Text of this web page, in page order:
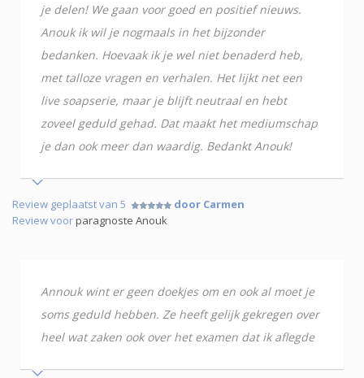
je delen! We gaan voor goed en positief nieuws.
Anouk ik wil je nogmaals in het bijzonder
bedanken. Hoevaak ik je wel niet benaderd heb,
met talloze vragen en verhalen. Het lijkt net een
live soapserie, maar je blijft neutraal en hebt
zoveel geduld gehad. Dat maakt het mediumschap
je dan ook meer dan waardig. Bedankt Anouk!
Review geplaatst van 5
door Carmen
Review voorparagnoste Anouk
Annouk wint er geen doekjes om en ook al moet je
soms geduld hebben. Ze heeft gelijk gekregen over
heel wat zaken ook over het examen dat ik aflegde